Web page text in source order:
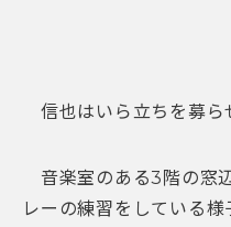
信也はいら立ちを募ら
音楽室のある3階の窓
レーの練習をしている